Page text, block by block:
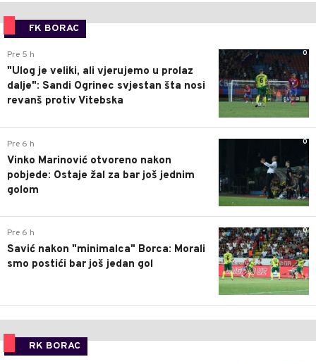
FK BORAC
0
Pre 5 h
"Ulog je veliki, ali vjerujemo u prolaz
dalje": Sandi Ogrinec svjestan šta nosi
revanš protiv Vitebska
0
Pre 6 h
Vinko Marinović otvoreno nakon
pobjede: Ostaje žal za bar još jednim
golom
0
Pre 6 h
Savić nakon "minimalca" Borca: Morali
smo postići bar još jedan gol
RK BORAC